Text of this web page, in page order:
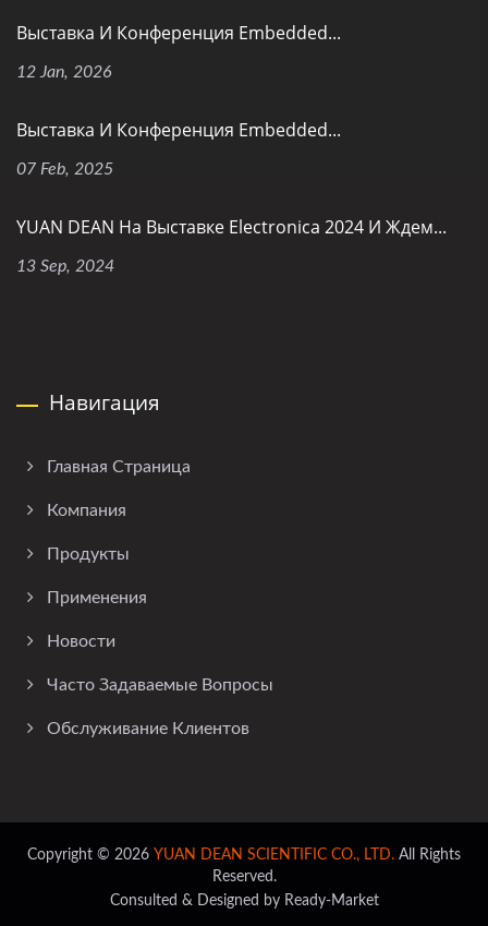
Выставка И Конференция Embedded...
12 Jan, 2026
Выставка И Конференция Embedded...
07 Feb, 2025
YUAN DEAN На Выставке Electronica 2024 И Ждем...
13 Sep, 2024
Навигация
Главная Страница
Компания
Продукты
Применения
Новости
Часто Задаваемые Вопросы
Обслуживание Клиентов
Copyright © 2026 YUAN DEAN SCIENTIFIC CO., LTD. All Rights
Reserved.
Consulted & Designed by Ready-Market